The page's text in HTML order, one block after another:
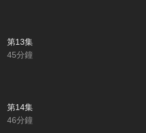
第13集
45分鐘
第14集
46分鐘